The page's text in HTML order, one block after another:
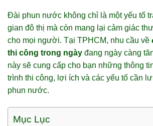
Đài phun nước không chỉ là một yếu tố
gian đô thị mà còn mang lại cảm giác
cho mọi người. Tại TPHCM, nhu cầu về
thi công trong ngày đang ngày càng
này sẽ cung cấp cho bạn những thông
trình thi công, lợi ích và các yếu tố cần
phun nước.
Mục Lục